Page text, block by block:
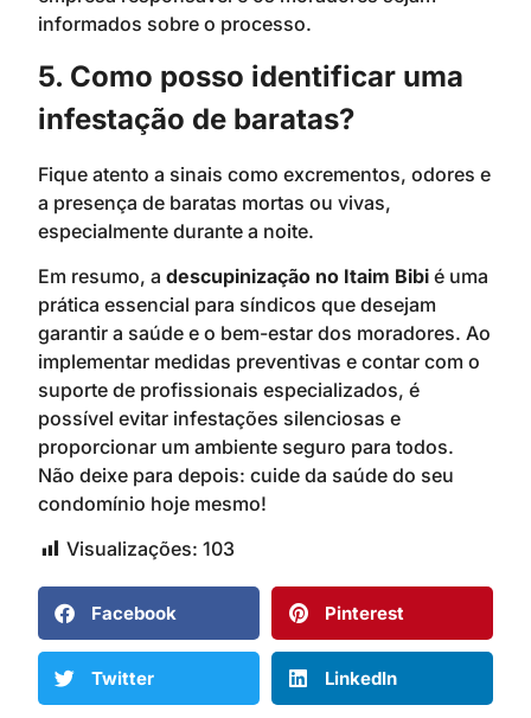
informados sobre o processo.
5. Como posso identificar uma
infestação de baratas?
Fique atento a sinais como excrementos, odores e
a presença de baratas mortas ou vivas,
especialmente durante a noite.
Em resumo, a descupinização no Itaim Bibi é uma
prática essencial para síndicos que desejam
garantir a saúde e o bem-estar dos moradores. Ao
implementar medidas preventivas e contar com o
suporte de profissionais especializados, é
possível evitar infestações silenciosas e
proporcionar um ambiente seguro para todos.
Não deixe para depois: cuide da saúde do seu
condomínio hoje mesmo!
Visualizações: 103
Facebook Pinterest
Twitter LinkedIn